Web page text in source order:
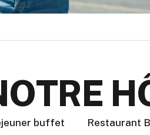
buffet Restaurant